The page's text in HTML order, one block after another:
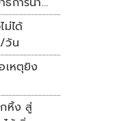
ม่ได้
วัน
เหตุยิง
กหิ้ง สู่